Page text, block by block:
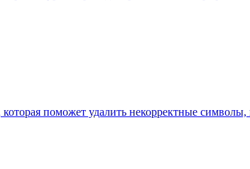
поможет удалить некорректные